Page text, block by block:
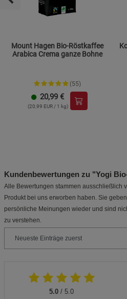
Mount Hagen Bio-Röstkaffee
Arabica Crema ganze Bohne
(55)
20,99 €
(20,99 EUR / 1 kg)
Kundenbewertungen zu "Yogi
Alle Bewertungen stammen ausschließlich
Produkt bei uns erworben haben. Sie
persönliche Meinungen wieder und sind
zu verstehen.
5.0 / 5.0